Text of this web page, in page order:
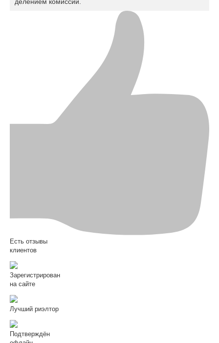
Есть отзывы
клиентов
Зарегистрирован
на сайте
Лучший риэлтор
Подтверждён